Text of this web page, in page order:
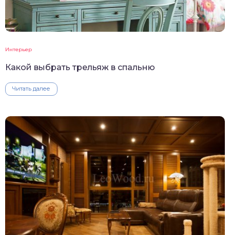
Интерьер
Какой выбрать трельяж в спальню
Читать далее